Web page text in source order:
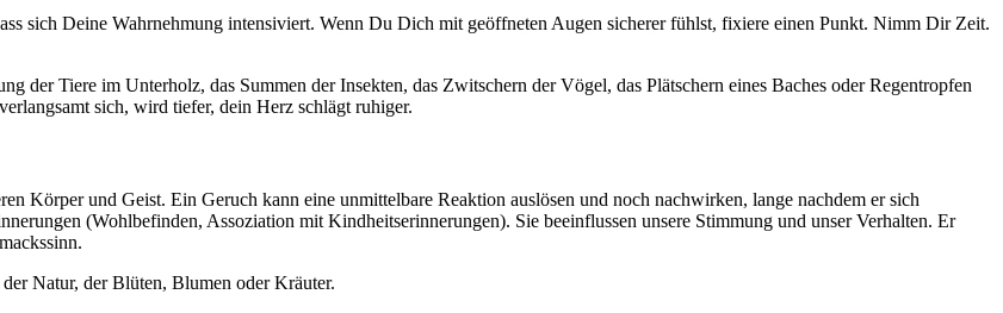
sich Deine Wahrnehmung intensiviert. Wenn Du Dich mit geöffneten Augen sicherer fühlst, fixiere einen Punkt. Nimm Dir Zeit.
der Tiere im Unterholz, das Summen der Insekten, das Zwitschern der Vögel, das Plätschern eines Baches oder Regentropfen
sich, wird tiefer, dein Herz schlägt ruhiger.
Körper und Geist. Ein Geruch kann eine unmittelbare Reaktion auslösen und noch nachwirken, lange nachdem er sich
(Wohlbefinden, Assoziation mit Kindheitserinnerungen). Sie beeinflussen unsere Stimmung und unser Verhalten. Er
Natur, der Blüten, Blumen oder Kräuter.